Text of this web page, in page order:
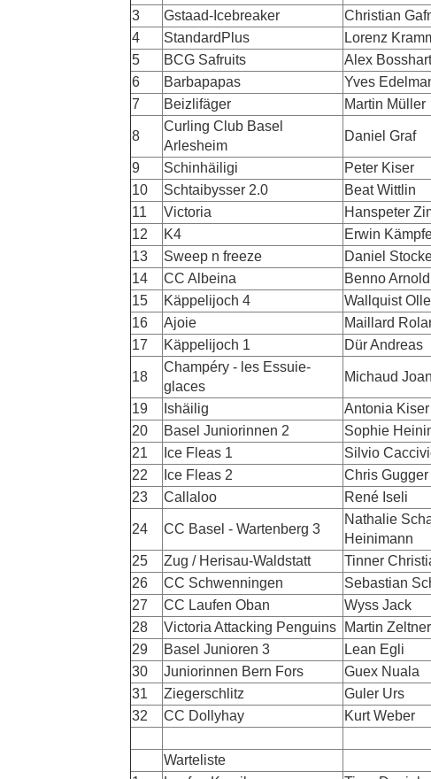
3
Gstaad-Icebreaker Christian
4
StandardPlus Lorenz
5
BCG Safruits Alex Bosshart
6
Barbapapas Yves
7
Beizlifäger Martin Müller
8
Curling Club Basel
Arlesheim
Daniel Graf
9 Schinhäiligi
Peter Kiser
10
Schtaibysser 2.0
Beat Wittlin
11
Victoria Hanspeter
12
K4 Erwin
13
Sweep n freeze
Daniel
14
CC Albeina Benno Arnold
15
Käppelijoch 4 Wallquist Olle
16
Ajoie Maillard
17
Käppelijoch 1 Dür Andreas
18
Champéry - les Essuie-
glaces
Michaud
19 Ishäilig
Antonia Kiser
20
Basel Juniorinnen 2 Sophie
21
Ice Fleas 1
Silvio
22
Ice Fleas 2
Chris Gugger
23
Callaloo René Iseli
24 CC Basel - Wartenberg 3
Nathalie
Heinimann
25
Zug / Herisau-Waldstatt Tinner
26
CC Schwenningen Sebastian
27
CC Laufen Oban Wyss Jack
28
Victoria Attacking Penguins Martin Zeltner
29
Basel Junioren 3 Lean Egli
30
Juniorinnen Bern Fors Guex Nuala
31
Ziegerschlitz Guler Urs
32
CC Dollyhay Kurt Weber
Warteliste